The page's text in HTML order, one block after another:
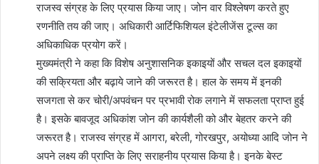
राजस्व संग्रह के लिए प्रयास किया जाए। जोन वार विश्लेषण करते हुए
रणनीति तय की जाए। अधिकारी आर्टिफिशियल इंटेलीजेंस टूल्स का
अधिकाधिक प्रयोग करें।
मुख्यमंत्री ने कहा कि विशेष अनुशासनिक इकाइयों और सचल दल इकाइयों
की सक्रियता और बढ़ाये जाने की जरूरत है। हाल के समय में इनकी
सजगता से कर चोरी/अपवंचन पर प्रभावी रोक लगाने में सफलता प्राप्त हुई
है। इसके बावजूद अधिकांश जोन की कार्यशैली को और बेहतर करने की
जरूरत है। राजस्व संग्रह में आगरा, बरेली, गोरखपुर, अयोध्या आदि जोन ने
अपने लक्ष्य की प्राप्ति के लिए सराहनीय प्रयास किया है। इनके बेस्ट